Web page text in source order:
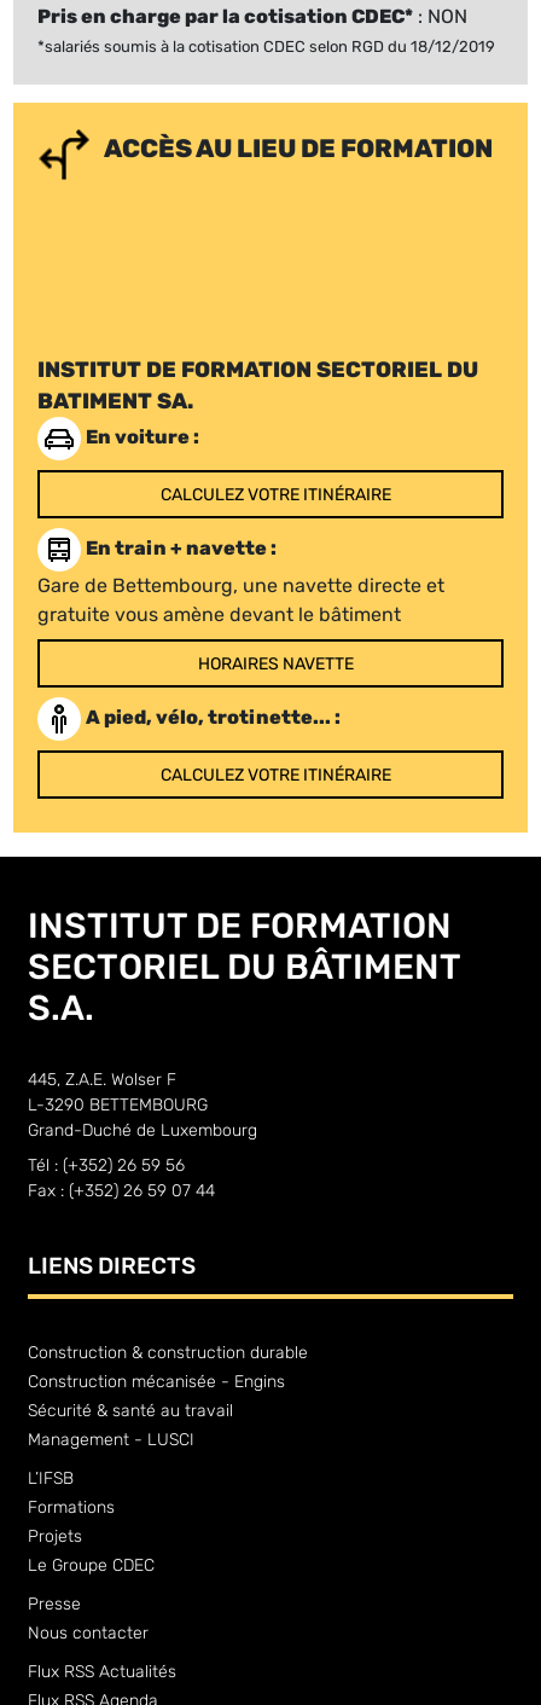
Pris en charge par la cotisation CDEC* : NON
*salariés soumis à la cotisation CDEC selon RGD du 18/12/2019
ACCÈS AU LIEU DE FORMATION
INSTITUT DE FORMATION SECTORIEL DU
BATIMENT SA.
En voiture :
CALCULEZ VOTRE ITINÉRAIRE
En train + navette :
Gare de Bettembourg, une navette directe et
gratuite vous amène devant le bâtiment
HORAIRES NAVETTE
A pied, vélo, trotinette... :
CALCULEZ VOTRE ITINÉRAIRE
INSTITUT DE FORMATION
SECTORIEL DU BÂTIMENT
S.A.
445, Z.A.E. Wolser F
L-3290 BETTEMBOURG
Grand-Duché de Luxembourg
Tél : (+352) 26 59 56
Fax : (+352) 26 59 07 44
LIENS DIRECTS
Construction & construction durable
Construction mécanisée - Engins
Sécurité & santé au travail
Management - LUSCI
L’IFSB
Formations
Projets
Le Groupe CDEC
Presse
Nous contacter
Flux RSS Actualités